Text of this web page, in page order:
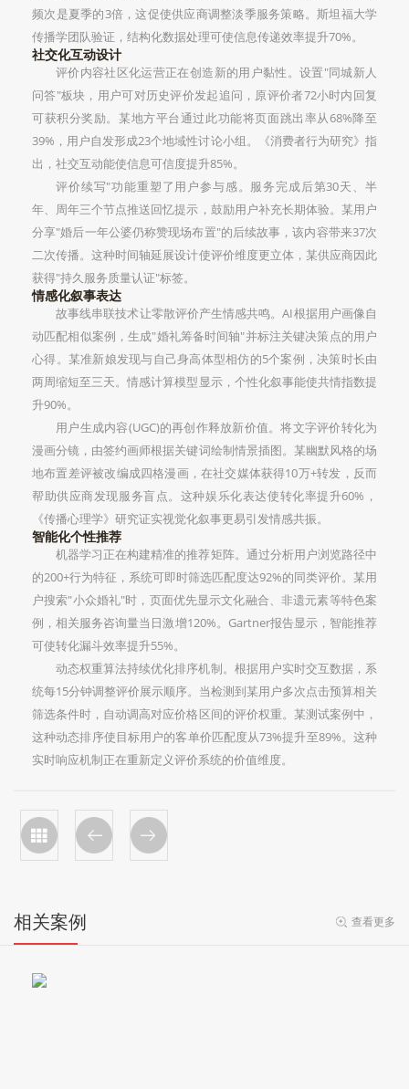
频次是夏季的3倍，这促使供应商调整淡季服务策略。斯坦福大学
传播学团队验证，结构化数据处理可使信息传递效率提升70%。
社交化互动设计
评价内容社区化运营正在创造新的用户黏性。设置"同城新人
问答"板块，用户可对历史评价发起追问，原评价者72小时内回复
可获积分奖励。某地方平台通过此功能将页面跳出率从68%降至
39%，用户自发形成23个地域性讨论小组。《消费者行为研究》指
出，社交互动能使信息可信度提升85%。
评价续写"功能重塑了用户参与感。服务完成后第30天、半
年、周年三个节点推送回忆提示，鼓励用户补充长期体验。某用户
分享"婚后一年公婆仍称赞现场布置"的后续故事，该内容带来37次
二次传播。这种时间轴延展设计使评价维度更立体，某供应商因此
获得"持久服务质量认证"标签。
情感化叙事表达
故事线串联技术让零散评价产生情感共鸣。AI根据用户画像自
动匹配相似案例，生成"婚礼筹备时间轴"并标注关键决策点的用户
心得。某准新娘发现与自己身高体型相仿的5个案例，决策时长由
两周缩短至三天。情感计算模型显示，个性化叙事能使共情指数提
升90%。
用户生成内容(UGC)的再创作释放新价值。将文字评价转化为
漫画分镜，由签约画师根据关键词绘制情景插图。某幽默风格的场
地布置差评被改编成四格漫画，在社交媒体获得10万+转发，反而
帮助供应商发现服务盲点。这种娱乐化表达使转化率提升60%，
《传播心理学》研究证实视觉化叙事更易引发情感共振。
智能化个性推荐
机器学习正在构建精准的推荐矩阵。通过分析用户浏览路径中
的200+行为特征，系统可即时筛选匹配度达92%的同类评价。某用
户搜索"小众婚礼"时，页面优先显示文化融合、非遗元素等特色案
例，相关服务咨询量当日激增120%。Gartner报告显示，智能推荐
可使转化漏斗效率提升55%。
动态权重算法持续优化排序机制。根据用户实时交互数据，系
统每15分钟调整评价展示顺序。当检测到某用户多次点击预算相关
筛选条件时，自动调高对应价格区间的评价权重。某测试案例中，
这种动态排序使目标用户的客单价匹配度从73%提升至89%。这种
实时响应机制正在重新定义评价系统的价值维度。
相关案例 查看更多